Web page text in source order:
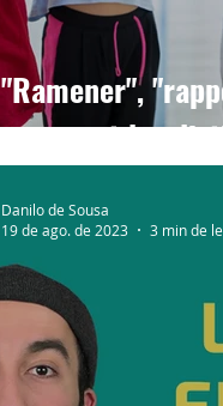
"Ramener",
comment les
Danilo de Sousa
19 de ago. de 2023
3 min de